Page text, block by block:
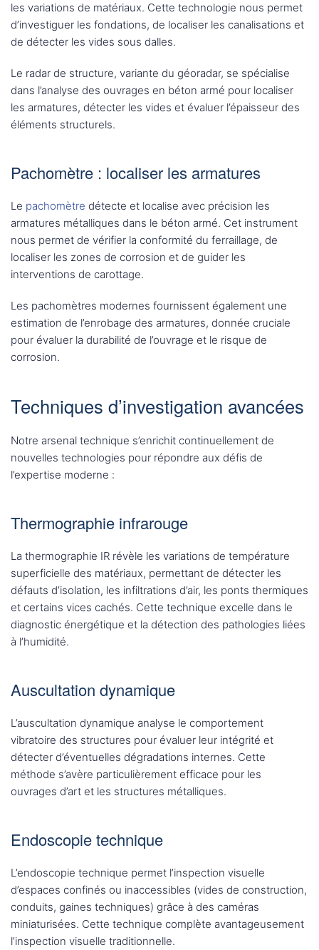
les variations de matériaux. Cette technologie nous permet
d’investiguer les fondations, de localiser les canalisations et
de détecter les vides sous dalles.
Le radar de structure, variante du géoradar, se spécialise
dans l’analyse des ouvrages en béton armé pour localiser
les armatures, détecter les vides et évaluer l’épaisseur des
éléments structurels.
Pachomètre : localiser les armatures
Le pachomètre détecte et localise avec précision les
armatures métalliques dans le béton armé. Cet instrument
nous permet de vérifier la conformité du ferraillage, de
localiser les zones de corrosion et de guider les
interventions de carottage.
Les pachomètres modernes fournissent également une
estimation de l’enrobage des armatures, donnée cruciale
pour évaluer la durabilité de l’ouvrage et le risque de
corrosion.
Techniques d’investigation avancées
Notre arsenal technique s’enrichit continuellement de
nouvelles technologies pour répondre aux défis de
l’expertise moderne :
Thermographie infrarouge
La thermographie IR révèle les variations de température
superficielle des matériaux, permettant de détecter les
défauts d’isolation, les infiltrations d’air, les ponts thermiques
et certains vices cachés. Cette technique excelle dans le
diagnostic énergétique et la détection des pathologies liées
à l’humidité.
Auscultation dynamique
L’auscultation dynamique analyse le comportement
vibratoire des structures pour évaluer leur intégrité et
détecter d’éventuelles dégradations internes. Cette
méthode s’avère particulièrement efficace pour les
ouvrages d’art et les structures métalliques.
Endoscopie technique
L’endoscopie technique permet l’inspection visuelle
d’espaces confinés ou inaccessibles (vides de construction,
conduits, gaines techniques) grâce à des caméras
miniaturisées. Cette technique complète avantageusement
l’inspection visuelle traditionnelle.